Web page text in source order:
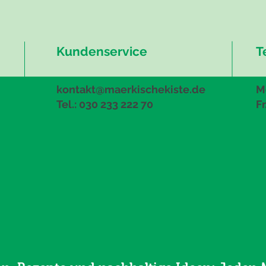
Kundenservice
kontakt@maerkischekiste.de
Tel.: 030 233 222 70